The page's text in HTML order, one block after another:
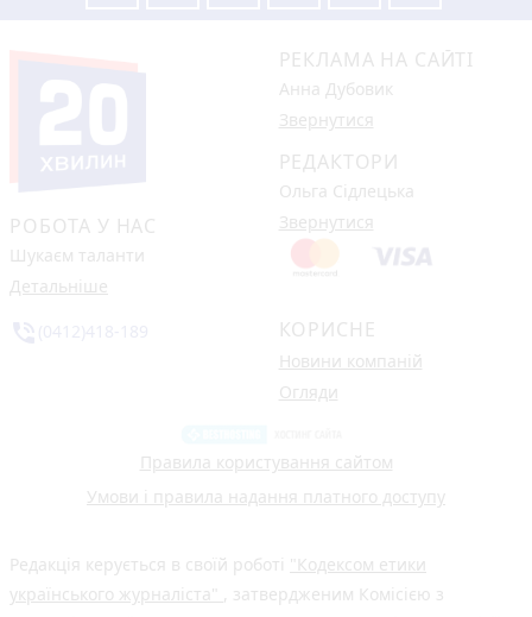
РОБОТА У НАС
Шукаєм таланти
Детальніше
РЕКЛАМА НА САЙТІ
Анна Дубовик
Звернутися
РЕДАКТОРИ
Ольга Сідлецька
Звернутися
КОРИСНЕ
Новини компаній
Огляди
Правила користування сайтом
Умови і правила надання платного доступу
Редакція керується в своїй роботі "Кодексом етики
українського журналіста"
, затвердженим Комісією з